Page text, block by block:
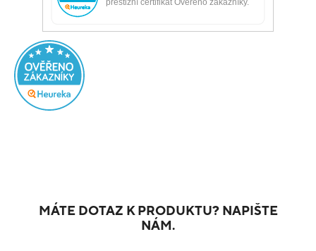
MÁTE DOTAZ K PRODUKTU? NAPIŠTE
NÁM.